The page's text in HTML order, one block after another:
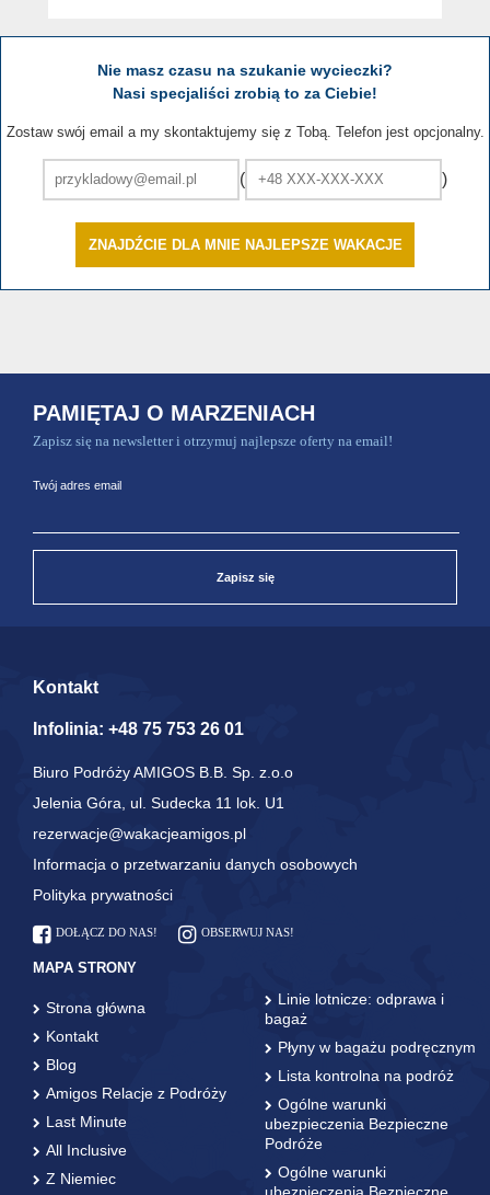
Nie masz czasu na szukanie wycieczki?
Nasi specjaliści zrobią to za Ciebie!
Zostaw swój email a my skontaktujemy się z Tobą. Telefon jest opcjonalny.
( )
ZNAJDŹCIE DLA MNIE NAJLEPSZE WAKACJE
PAMIĘTAJ O MARZENIACH
Zapisz się na newsletter i otrzymuj najlepsze oferty na email!
Twój adres email
Zapisz się
Kontakt
Infolinia: +48 75 753 26 01
Biuro Podróży AMIGOS B.B. Sp. z.o.o
Jelenia Góra, ul. Sudecka 11 lok. U1
rezerwacje@wakacjeamigos.pl
Informacja o przetwarzaniu danych osobowych
Polityka prywatności
DOŁĄCZ DO NAS! OBSERWUJ NAS!
MAPA STRONY
Strona główna
Kontakt
Blog
Amigos Relacje z Podróży
Last Minute
All Inclusive
Z Niemiec
Linie lotnicze: odprawa i
bagaż
Płyny w bagażu podręcznym
Lista kontrolna na podróż
Ogólne warunki
ubezpieczenia Bezpieczne
Podróże
Ogólne warunki